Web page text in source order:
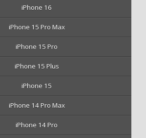
iPhone 16
iPhone 15 Pro Max
iPhone 15 Pro
iPhone 15 Plus
iPhone 15
iPhone 14 Pro Max
iPhone 14 Pro